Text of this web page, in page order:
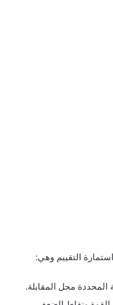
التقييم وهي:
المحددة محل المقابلة.